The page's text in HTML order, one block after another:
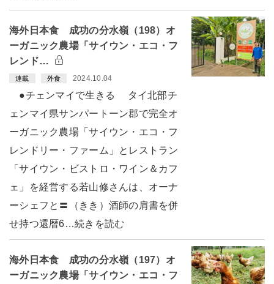
海外日本食 成功の分水嶺（198）オ
ーガニック農場「サイウン・エコ・フ
レンド…
連載 外食 2024.10.04
●チェンマイで生きる タイ北部チ
ェンマイ県サンパートーン郡で完全オ
ーガニック農場「サイウン・エコ・フ
レンドリー・ファーム」とレストラン
「サイウン・ビストロ・ワイン＆カフ
ェ」を経営する若山修さんは、オーナ
ーシェフと〓（きき）酒師の肩書を併
せ持つ還暦6…続きを読む
海外日本食 成功の分水嶺（197）オ
ーガニック農場「サイウン・エコ・フ